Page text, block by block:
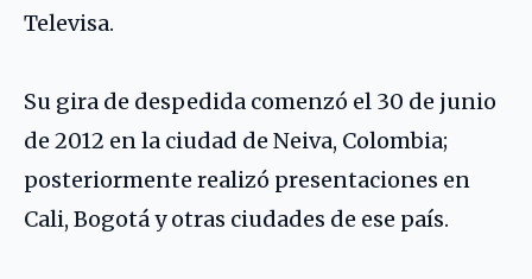
Televisa.
Su gira de despedida comenzó el 30 de junio
de 2012 en la ciudad de Neiva, Colombia;
posteriormente realizó presentaciones en
Cali, Bogotá y otras ciudades de ese país.